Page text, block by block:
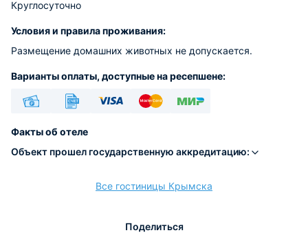
Круглосуточно
Условия и правила проживания:
Размещение домашних животных не допускается.
Варианты оплаты, доступные на ресепшене:
Факты об отеле
Объект прошел государственную аккредитацию:
Все гостиницы Крымска
Поделиться